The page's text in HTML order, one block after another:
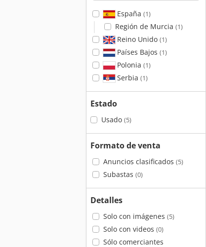
España (1)
Región de Murcia (1)
Reino Unido (1)
Países Bajos (1)
Polonia (1)
Serbia (1)
Estado
Usado (5)
Formato de venta
Anuncios clasificados (5)
Subastas (0)
Detalles
Solo con imágenes (5)
Solo con videos (0)
Sólo comerciantes